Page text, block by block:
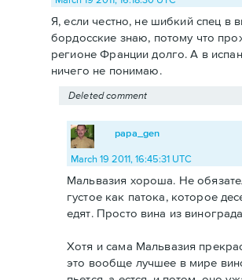
Я, если честно, не шибкий спец в
бордосские знаю, потому что
регионе Франции долго. А в
ничего не понимаю.
Deleted comment
papa_gen
March 19 2011, 16:45:31 UTC
Мальвазия хороша. Не
густое как патока, которое
едят. Просто вина из
Хотя и сама Мальвазия
это вообще лучшее в мире